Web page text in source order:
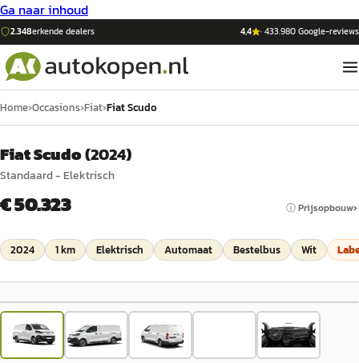
Ga naar inhoud
2.348erkende dealers 4,4 ·433.980Google-reviews
Home›Occasions›Fiat›Fiat Scudo
Fiat Scudo(2024)
Standaard - Elektrisch
€ 50.323 ⓘ Prijsopbouw
2024 1 km Elektrisch Automaat Bestelbus Wit
1/5